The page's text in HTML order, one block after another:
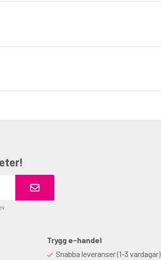
Trygg e-handel
Snabba leveranser (1-3 vardagar)